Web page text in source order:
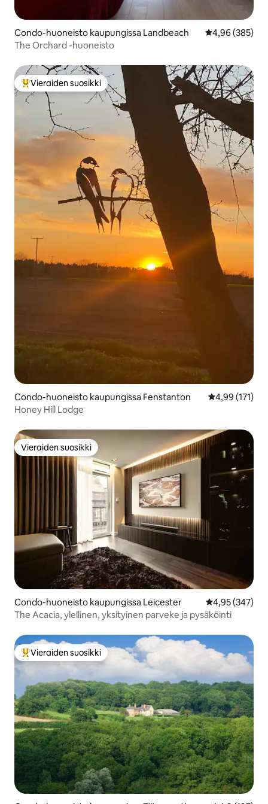
Condo-huoneisto kaupungissa Landbeach
4,96 (385)
The Orchard -huoneisto
Vieraiden suosikkien parhaimmistoa
Vieraiden suosikki
Condo-huoneisto kaupungissa Fenstanton
4,99 (171)
Honey Hill Lodge
Vieraiden suosikki
Vieraiden suosikki
Condo-huoneisto kaupungissa Leicester
4,95 (347)
The Acacia, ylellinen, yksityinen parveke ja pysäköinti
Vieraiden suosikkien parhaimmistoa
Vieraiden suosikki